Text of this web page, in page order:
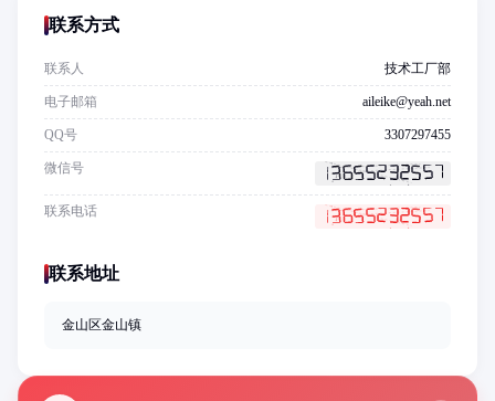
联系方式
联系人 技术工厂部
电子邮箱 aileike@yeah.net
QQ号 3307297455
微信号
联系电话
联系地址
金山区金山镇